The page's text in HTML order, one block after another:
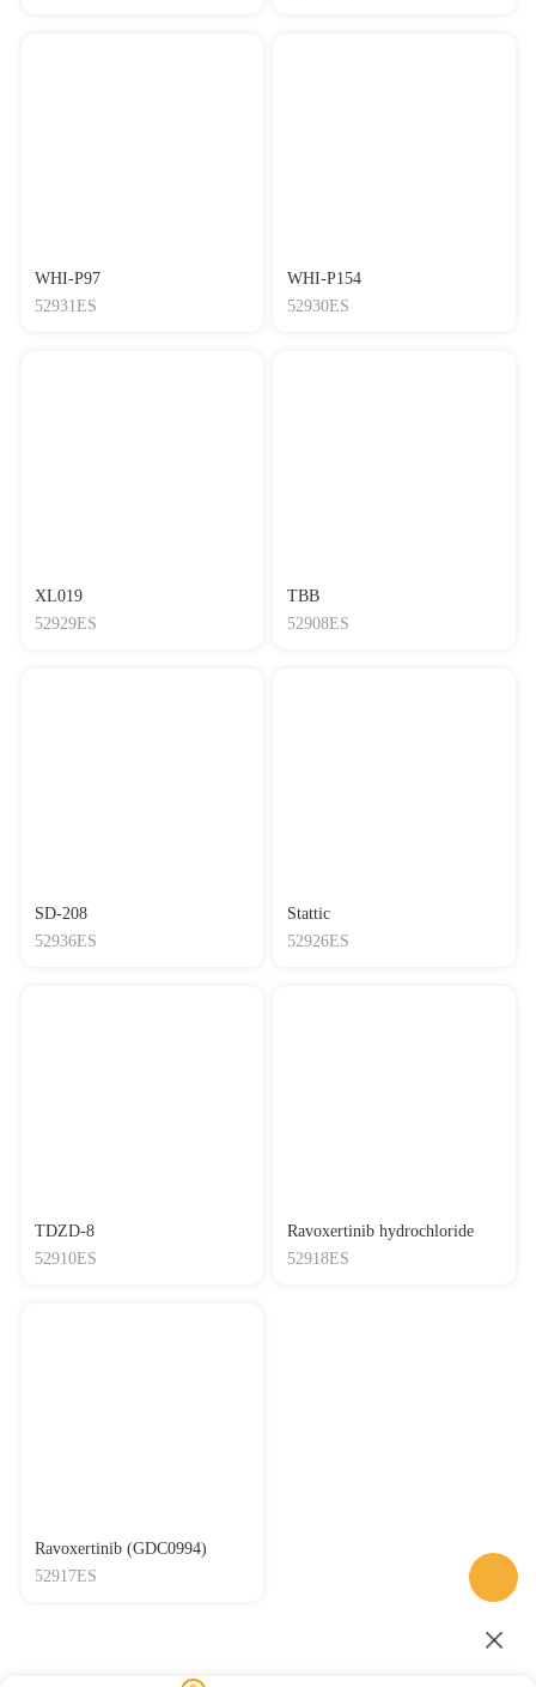
WHI-P97
52931ES
WHI-P154
52930ES
XL019
52929ES
TBB
52908ES
SD-208
52936ES
Stattic
52926ES
TDZD-8
52910ES
Ravoxertinib hydrochloride
52918ES
Ravoxertinib (GDC0994)
52917ES